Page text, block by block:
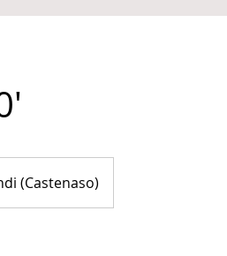
(Castenaso)